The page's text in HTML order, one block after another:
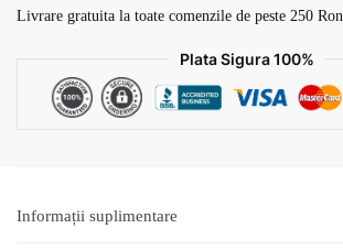
v7
Livrare gratuita la toate comenzile de peste 250 Ron
Plata Sigura 100%
Informații suplimentare